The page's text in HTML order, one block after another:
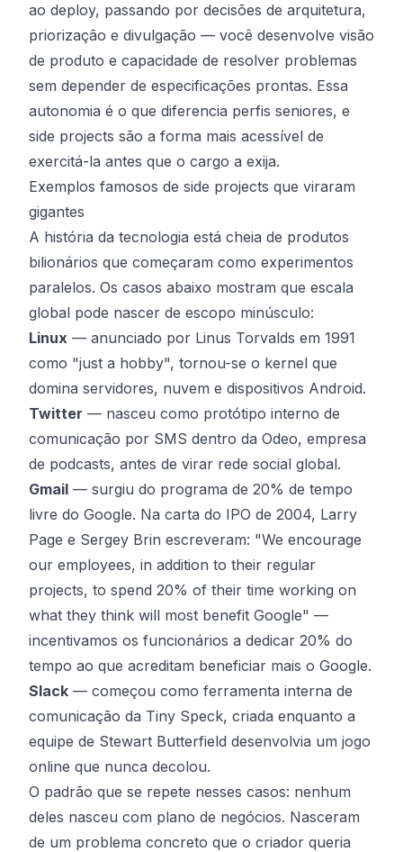
ao deploy, passando por decisões de arquitetura,
priorização e divulgação — você desenvolve visão
de produto e capacidade de resolver problemas
sem depender de especificações prontas. Essa
autonomia é o que diferencia perfis seniores, e
side projects são a forma mais acessível de
exercitá-la antes que o cargo a exija.
Exemplos famosos de side projects que viraram
gigantes
A história da tecnologia está cheia de produtos
bilionários que começaram como experimentos
paralelos. Os casos abaixo mostram que escala
global pode nascer de escopo minúsculo:
Linux — anunciado por Linus Torvalds em 1991
como "just a hobby", tornou-se o kernel que
domina servidores, nuvem e dispositivos Android.
Twitter — nasceu como protótipo interno de
comunicação por SMS dentro da Odeo, empresa
de podcasts, antes de virar rede social global.
Gmail — surgiu do programa de 20% de tempo
livre do Google. Na carta do IPO de 2004, Larry
Page e Sergey Brin escreveram: "We encourage
our employees, in addition to their regular
projects, to spend 20% of their time working on
what they think will most benefit Google" —
incentivamos os funcionários a dedicar 20% do
tempo ao que acreditam beneficiar mais o Google.
Slack — começou como ferramenta interna de
comunicação da Tiny Speck, criada enquanto a
equipe de Stewart Butterfield desenvolvia um jogo
online que nunca decolou.
O padrão que se repete nesses casos: nenhum
deles nasceu com plano de negócios. Nasceram
de um problema concreto que o criador queria